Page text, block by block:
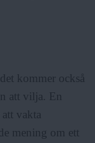
kommer också
att vilja. En
vakta
mening om ett